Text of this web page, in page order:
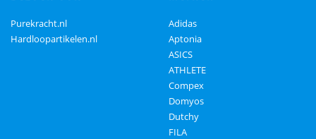
Purekracht.nl
Hardloopartikelen.nl
Adidas
Aptonia
ASICS
ATHLETE
Compex
Domyos
Dutchy
FILA